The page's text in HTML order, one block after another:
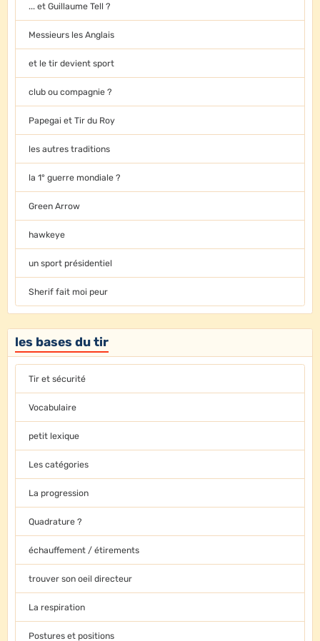
... et Guillaume Tell ?
Messieurs les Anglais
et le tir devient sport
club ou compagnie ?
Papegai et Tir du Roy
les autres traditions
la 1° guerre mondiale ?
Green Arrow
hawkeye
un sport présidentiel
Sherif fait moi peur
les bases du tir
Tir et sécurité
Vocabulaire
petit lexique
Les catégories
La progression
Quadrature ?
échauffement / étirements
trouver son oeil directeur
La respiration
Postures et positions